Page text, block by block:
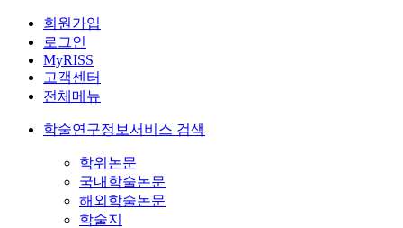
회원가입
로그인
MyRISS
고객센터
전체메뉴
학술연구정보서비스 검색
학위논문
국내학술논문
해외학술논문
학술지